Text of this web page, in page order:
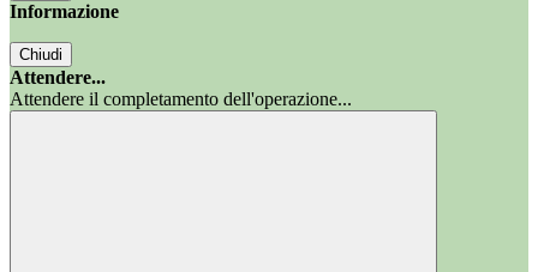
Informazione
Chiudi
Attendere...
Attendere il completamento dell'operazione...